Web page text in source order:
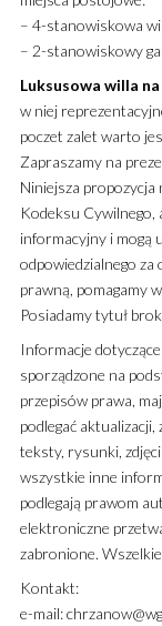
– 4-stanowiskowa
– 2-stanowiskowy
Luksusowa willa
w niej
poczet zalet warto
Zapraszamy na
Niniejsza
Kodeksu Cywilnego,
informacyjny i mogą
odpowiedzialnego
prawną, pomagamy
Posiadamy tytuł
Informacje dotyczące
sporządzone na
przepisów prawa,
podlegać
teksty, rysunki,
wszystkie inne
podlegają prawom
elektroniczne
zabronione.
Kontakt:
e-mail: